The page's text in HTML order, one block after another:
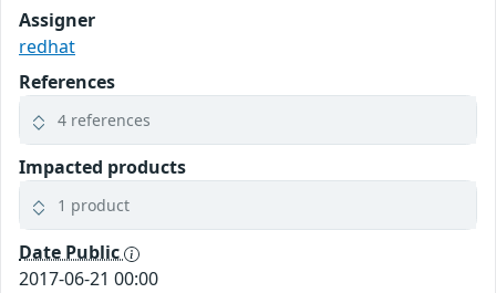
Assigner
redhat
References
4 references
Impacted products
1 product
Date Public
2017-06-21 00:00